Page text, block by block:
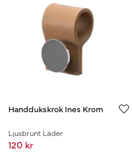
Handdukskrok Ines Krom
Ljusbrunt Läder
120 kr